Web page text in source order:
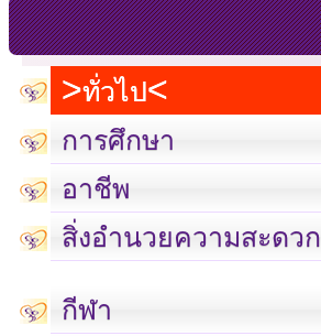
ทั่วไป
การศึกษา
อาชีพ
สิ่งอำนวยความสะดวก
กีฬา